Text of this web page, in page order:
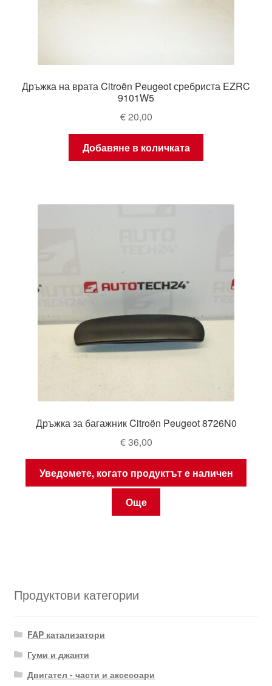
Дръжка на врата Citroën Peugeot сребриста EZRC
9101W5
€20,00
Добавяне в количката
Дръжка за багажник Citroën Peugeot 8726N0
€36,00
Уведомете, когато продуктът е наличен
Още
Продуктови категории
FAP катализатори
Гуми и джанти
Двигател - части и аксесоари